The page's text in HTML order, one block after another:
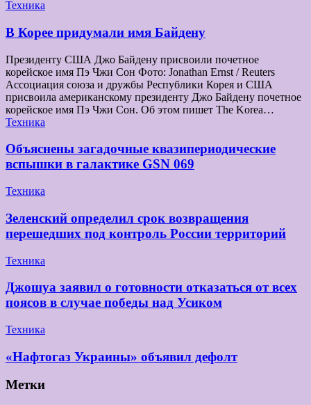
Техника
В Корее придумали имя Байдену
Президенту США Джо Байдену присвоили почетное
корейское имя Пэ Чжи Сон Фото: Jonathan Ernst / Reuters
Ассоциация союза и дружбы Республики Корея и США
присвоила американскому президенту Джо Байдену почетное
корейское имя Пэ Чжи Сон. Об этом пишет The Korea…
Техника
Объяснены загадочные квазипериодические
вспышки в галактике GSN 069
Техника
Зеленский определил срок возвращения
перешедших под контроль России территорий
Техника
Джошуа заявил о готовности отказаться от всех
поясов в случае победы над Усиком
Техника
«Нафтогаз Украины» объявил дефолт
Метки